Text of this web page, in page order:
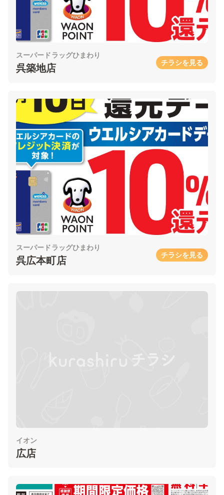
スーパードラッグひまわり
呉築地店 チラシを見る
スーパードラッグひまわり
呉広本町店 チラシを見る
イオン
広店